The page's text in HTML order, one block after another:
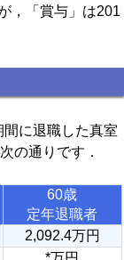
，「賞与」は201
に退職した真室
の通りです．
60歳
定年退職者
2,092.4万円